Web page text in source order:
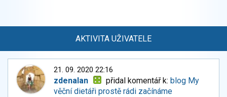
AKTIVITA UŽIVATELE
21. 09. 2020 22:16
zdenalan přidal komentář k: blog My
věční dietáři prostě rádi začínáme